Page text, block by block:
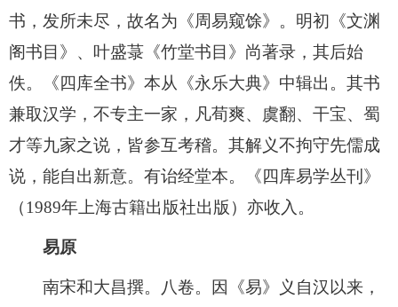
书，发所未尽，故名为《周易窥馀》。明初《文渊
阁书目》、叶盛菉《竹堂书目》尚著录，其后始
佚。《四库全书》本从《永乐大典》中辑出。其书
兼取汉学，不专主一家，凡荀爽、虞翻、干宝、蜀
才等九家之说，皆参互考稽。其解义不拘守先儒成
说，能自出新意。有诒经堂本。《四库易学丛刊》
（1989年上海古籍出版社出版）亦收入。
易原
南宋和大昌撰。八卷。因《易》义自汉以来，